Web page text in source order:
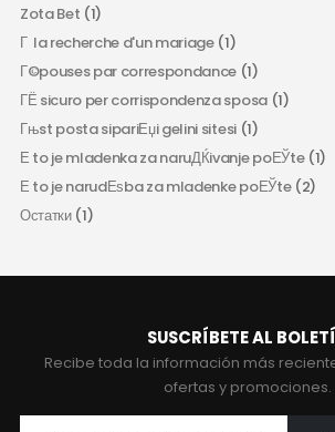
Zota Bet (1)
Г la recherche d'un mariage(1)
Г©pouses par correspondance (1)
ГЁ sicuro per corrispondenza sposa(1)
Гњst posta sipariЕџi gelini sitesi(1)
Е to je mladenka za naruДЌivanje poЕЎte(1)
Е to je narudЕѕba za mladenke poЕЎte(2)
Остатки(1)
SUSCRÍBETE AL
Recibe toda la información más
ofertas y promociones.